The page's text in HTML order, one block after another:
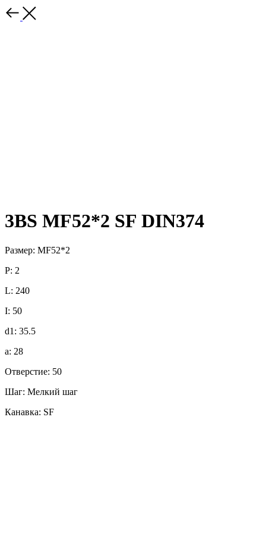
3BS MF52*2 SF DIN374
Размер: MF52*2
P: 2
L: 240
I: 50
d1: 35.5
a: 28
Отверстие: 50
Шаг: Мелкий шаг
Канавка: SF